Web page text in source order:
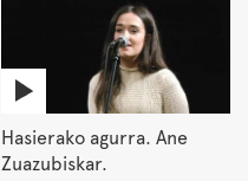
Hasierako agurra. Ane
Zuazubiskar.